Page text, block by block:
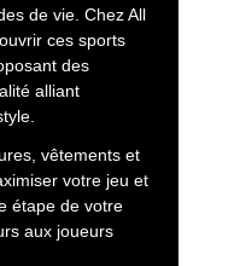
de vie. Chez All
ces sports
des
alliant
vêtements et
votre jeu et
étape de votre
aux joueurs